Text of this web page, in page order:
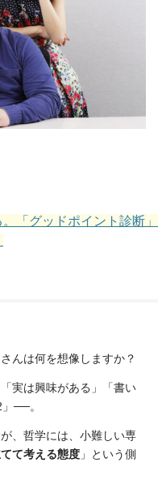
「グッドポイント診断」
んは何を想像しますか？
実は興味がある」「書い
──。
、哲学には、小難しい専
て考える態度 」という側